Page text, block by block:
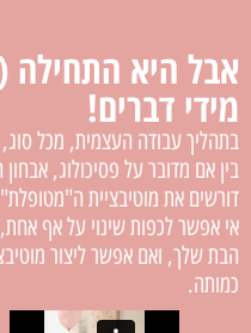
אבל היא התחילה
מידי דברים!
בתהליך עבודה העצמית, מכל סוג,
בין אם מדובר על פסיכולוג,
דורשים את מוטיבציית
אי אפשר לכפות שינוי על אף
הבת שלך, ואם אפשר ליצור
כמותה.